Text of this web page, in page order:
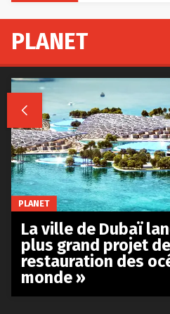
PLANET

PLANET
La ville de Dubaï
plus grand projet de
restauration des
monde »